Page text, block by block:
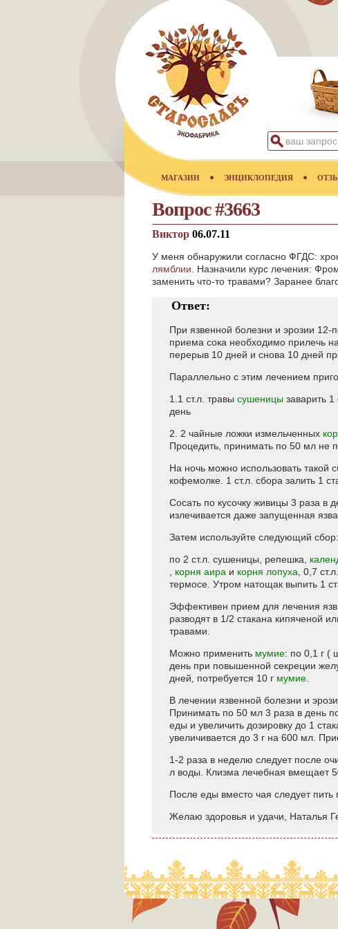
МАГАЗИН ЭНЦИКЛОПЕДИЯ
Вопрос #3663
Виктор 06.07.11
У меня обнаружили согласно ФГДС:
лямблии . Назначили курс лечения:
заменить что-то травами? Заранее
Ответ:
При язвенной болезни и эрозии 12-
приема сока необходимо прилечь
перерыв 10 дней и снова 10 дней
Параллельно с этим лечением
1.1 ст.л. травы сушеницы заварить
день
2. 2 чайные ложки измельченных
Процедить, принимать по 50 мл не
На ночь можно использовать такой
кофемолке. 1 ст.л. сбора залить 1
Сосать по кусочку живицы 3 раза в
излечивается даже запущенная язва.
Затем используйте следующий сбор:
по 2 ст.л. сушеницы, репешка,
корня аира и корня лопуха , 0,7 ст.л.
термосе. Утром натощак выпить 1
Эффективен прием для лечения язв
разводят в 1/2 стакана кипяченой
травами.
Можно применить мумие: по 0,1 г (
день при повышенной секреции
дней, потребуется 10 г мумие
В лечении язвенной болезни и
Принимать по 50 мл 3 раза в день
еды и увеличить дозировку до 1
увеличивается до 3 г на 600 мл.
1-2 раза в неделю следует после
л воды. Клизма лечебная вмещает
После еды вместо чая следует пить
Желаю здоровья и удачи, Наталья